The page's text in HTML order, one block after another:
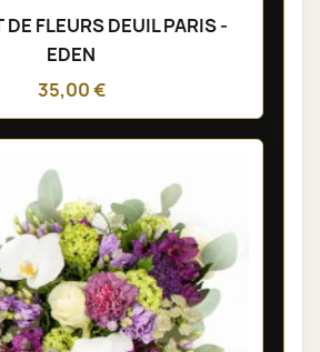
DE FLEURS DEUIL PARIS -
EDEN
35,00 €